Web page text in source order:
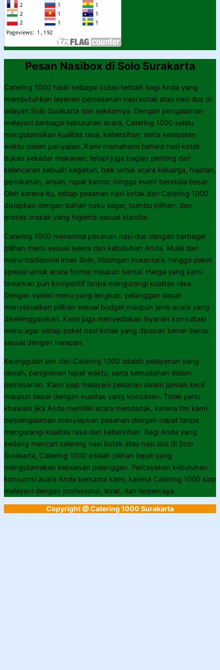
Pesan Nasibox di Solo Surakarta
Catering 1000 hadir sebagai solusi terbaik bagi Anda yang
membutuhkan layanan pemesanan nasi kotak atau nasi dus di
wilayah Solo Surakarta dan sekitarnya. Dengan pengalaman
melayani berbagai kebutuhan acara, Catering 1000 selalu
mengutamakan kualitas rasa, kebersihan, serta ketepatan
waktu dalam penyajian. Kami memahami bahwa nasi kotak
bukan sekadar makanan, tetapi juga bagian penting dari
kelancaran sebuah kegiatan, baik untuk acara keluarga, hajatan,
pernikahan, arisan, rapat kantor, hingga event berskala besar.
Oleh karena itu, setiap pesanan nasi kotak dari Catering 1000
disiapkan dengan bahan baku segar, bumbu pilihan, dan
proses masak yang higienis sesuai standar.
Catering 1000 menerima pesanan nasi dus dengan berbagai
pilihan menu sesuai selera dan kebutuhan Anda. Mulai dari
menu tradisional khas Solo, hidangan nusantara, hingga paket
spesial untuk acara formal maupun santai. Harga yang kami
tawarkan pun kompetitif tanpa mengurangi kualitas rasa.
Dengan variasi menu yang lengkap, pelanggan dapat
menyesuaikan pilihan sesuai budget maupun jenis acara yang
diselenggarakan. Kami juga menyediakan layanan konsultasi
menu agar setiap paket nasi kotak yang dipesan benar-benar
sesuai dengan harapan.
Keunggulan lain dari Catering 1000 adalah pelayanan yang
ramah, pengiriman tepat waktu, serta kemudahan dalam
pemesanan. Kami siap melayani pesanan dalam jumlah kecil
maupun besar dengan kualitas yang konsisten. Tidak perlu
khawatir jika Anda memiliki acara mendadak, karena tim kami
berpengalaman menyiapkan pesanan dengan cepat tanpa
mengurangi kualitas rasa dan kebersihan. Bagi Anda yang
sedang mencari catering nasi kotak atau nasi dus di Solo
Surakarta, Catering 1000 adalah pilihan tepat yang
mengutamakan kepuasan pelanggan. Percayakan kebutuhan
konsumsi acara Anda bersama kami, karena Catering 1000 siap
melayani dengan profesional, lezat, dan terpercaya.
Copyright @ Catering 1000 Surakarta